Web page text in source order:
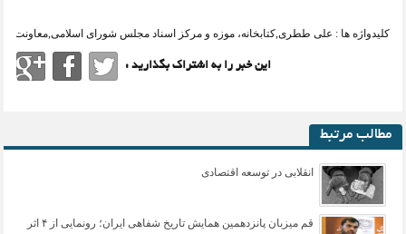
کلیدواژه ها : علی ططری,کتابخانه، موزه و مرکز اسناد مجلس شورای اسلامی,معاونت
این خبر را به اشتراک بگذارید :
مطالب مرتبط
انقلابی در توسعه اقتصادی
قم میزبان پانزدهمین همایش تاریخ شفاهی ایران؛ رونمایی از ۴ اثر